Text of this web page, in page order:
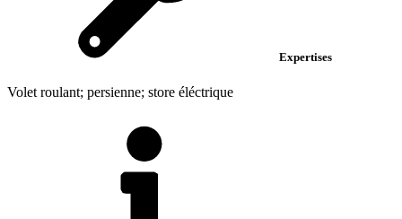
Expertises
Volet roulant; persienne; store éléctrique